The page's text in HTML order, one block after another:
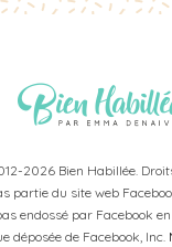
2026 Bien Habillée.
partie du site web
endossé par Facebook
déposée de Facebook, Inc.